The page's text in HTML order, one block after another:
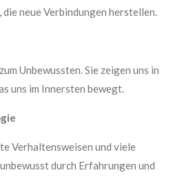
neue Verbindungen herstellen.
Unbewussten. Sie zeigen uns in
uns im Innersten bewegt.
Verhaltensweisen und viele
durch Erfahrungen und